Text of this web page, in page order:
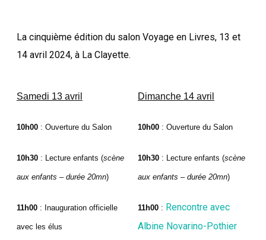
La cinquième édition du salon Voyage en Livres, 13 et
14 avril 2024, à La Clayette.
Samedi 13 avril
10h00 : Ouverture du Salon
10h30 : Lecture enfants (scène
aux enfants – durée 20mn)
11h00 : Inauguration officielle
avec les élus
Dimanche 14 avril
10h00 : Ouverture du Salon
10h30 : Lecture enfants (scène
aux enfants – durée 20mn)
11h00 : Rencontre avec
Albine Novarino-Pothier